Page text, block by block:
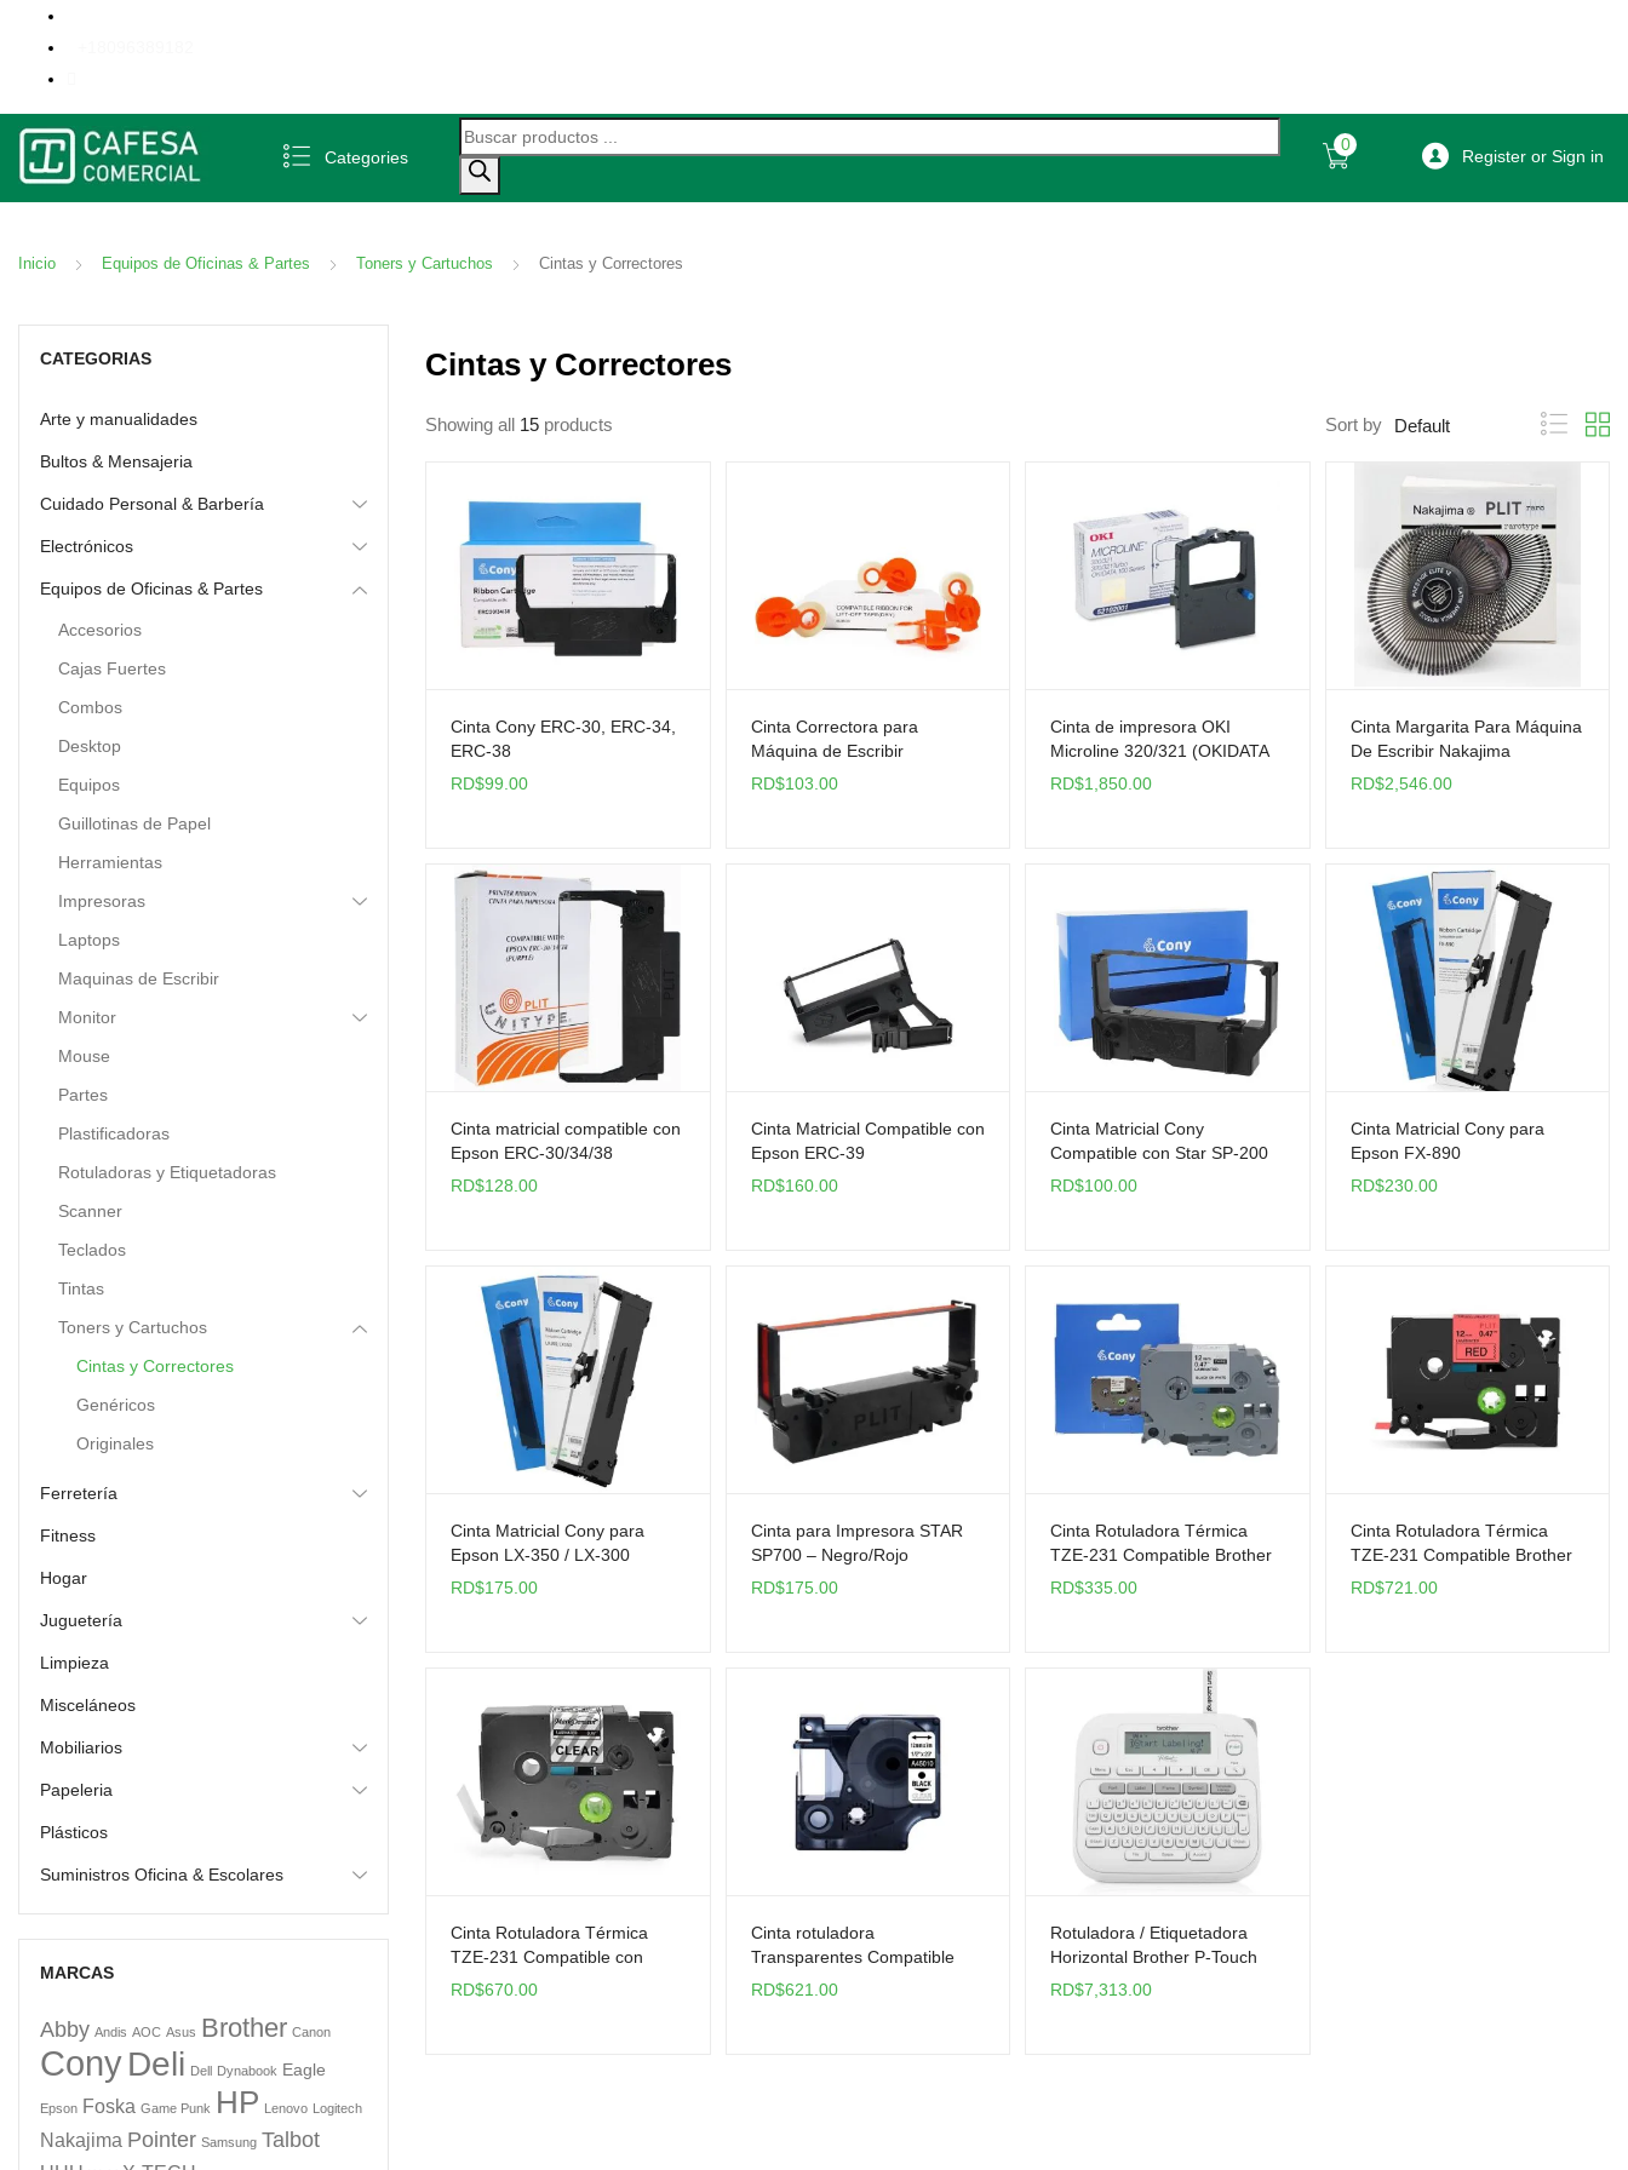
Categories
Búsqueda de productos
0
Register or Sign in
Inicio Equipos de Oficinas & Partes Toners y Cartuchos Cintas y Correctores
Cintas y Correctores
Showing all 15 products Sort by
Cinta Cony ERC-30, ERC-34,
ERC-38
RD$99.00
Cinta Correctora para
Máquina de Escribir
RD$103.00
Cinta de impresora OKI
Microline 320/321 (OKIDATA
100)
RD$1,850.00
Cinta Margarita Para Máquina
De Escribir Nakajima
RD$2,546.00
Cinta matricial compatible con
Epson ERC-30/34/38
RD$128.00
Cinta Matricial Compatible con
Epson ERC-39
RD$160.00
Cinta Matricial Cony
Compatible con Star SP-200
RD$100.00
Cinta Matricial Cony para
Epson FX-890
RD$230.00
Cinta Matricial Cony para
Epson LX-350 / LX-300
RD$175.00
Cinta para Impresora STAR
SP700 – Negro/Rojo
RD$175.00
Cinta Rotuladora Térmica
TZE-231 Compatible Brother
Blanca
RD$335.00
Cinta Rotuladora Térmica
TZE-231 Compatible Brother
Roja
RD$721.00
Cinta Rotuladora Térmica
TZE-231 Compatible con
Brother Clear
RD$670.00
Cinta rotuladora
Transparentes Compatible
con Dymo A45010
RD$621.00
Rotuladora / Etiquetadora
Horizontal Brother P-Touch
PT-D220 para cinta TZE-231
RD$7,313.00
CATEGORIAS
Arte y manualidades
Bultos & Mensajeria
Cuidado Personal & Barbería
Electrónicos
Equipos de Oficinas & Partes
Accesorios
Cajas Fuertes
Combos
Desktop
Equipos
Guillotinas de Papel
Herramientas
Impresoras
Laptops
Maquinas de Escribir
Monitor
Mouse
Partes
Plastificadoras
Rotuladoras y Etiquetadoras
Scanner
Teclados
Tintas
Toners y Cartuchos
Cintas y Correctores
Genéricos
Originales
Ferretería
Fitness
Hogar
Juguetería
Limpieza
Misceláneos
Mobiliarios
Papeleria
Plásticos
Suministros Oficina & Escolares
MARCAS
Abby Andis AOC Asus Brother Canon
ConyDeli Dell Dynabook Eagle
Epson Foska Game Punk HP Lenovo Logitech
Nakajima Pointer Samsung Talbot